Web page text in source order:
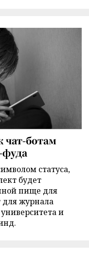
ботам
статуса,
будет
пище для
для журнала
и